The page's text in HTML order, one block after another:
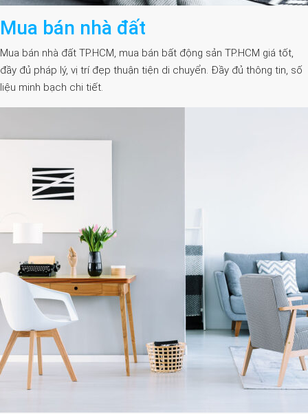
Mua bán nhà đất
Mua bán nhà đất TP.HCM, mua bán bất động sản TP.HCM giá tốt,
đầy đủ pháp lý, vị trí đẹp thuận tiện di chuyển. Đầy đủ thông tin, số
liệu minh bạch chi tiết.